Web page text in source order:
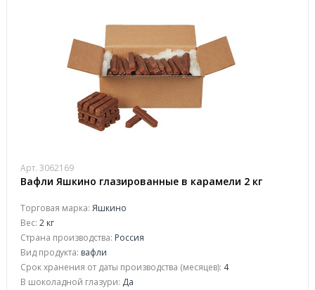
Арт. 3062169
Вафли Яшкино глазированные в карамели 2 кг
Торговая марка: Яшкино
Вес: 2 кг
Страна производства: Россия
Вид продукта: вафли
Срок хранения от даты производства (месяцев): 4
В шоколадной глазури: Да